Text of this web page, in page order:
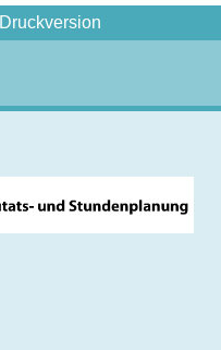
Druckversion